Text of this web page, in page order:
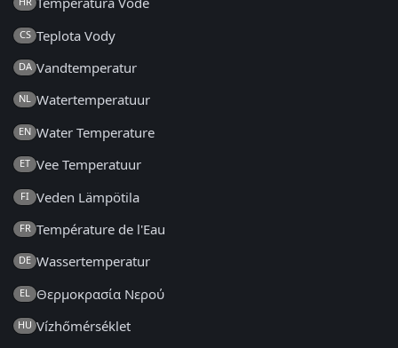
CS Teplota Vody
DA Vandtemperatur
NL Watertemperatuur
EN Water Temperature
ET Vee Temperatuur
FI Veden Lämpötila
FR Température de l'Eau
DE Wassertemperatur
EL Θερμοκρασία Νερού
HU Vízhőmérséklet